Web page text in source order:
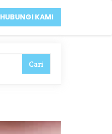
HUBUNGI KAMI